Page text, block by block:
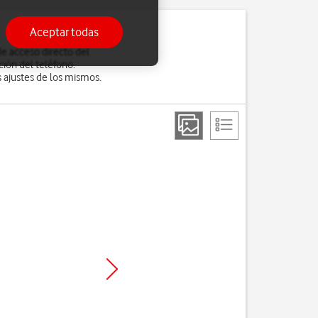
acceso directo del
del teléfono.
de los mismos.
Aceptar todas